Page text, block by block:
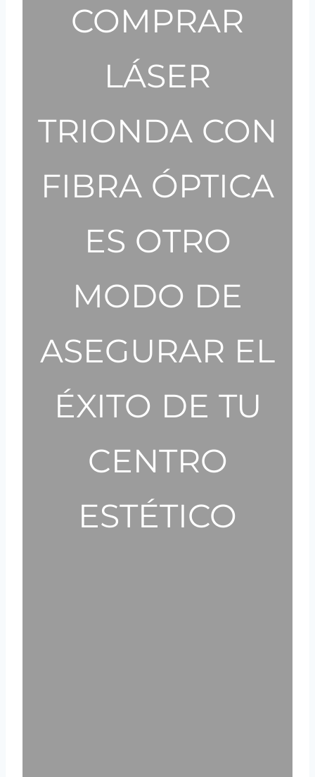
COMPRAR
LÁSER
TRIONDA CON
FIBRA ÓPTICA
ES OTRO
MODO DE
ASEGURAR EL
ÉXITO DE TU
CENTRO
ESTÉTICO